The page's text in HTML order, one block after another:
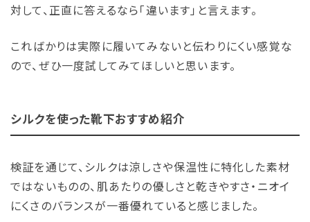
対して、正直に答えるなら「違います」と言えます。
こればかりは実際に履いてみないと伝わりにくい感覚な
ので、ぜひ一度試してみてほしいと思います。
シルクを使った靴下おすすめ紹介
検証を通じて、シルクは涼しさや保温性に特化した素材
ではないものの、肌あたりの優しさと乾きやすさ・ニオイ
にくさのバランスが一番優れていると感じました。